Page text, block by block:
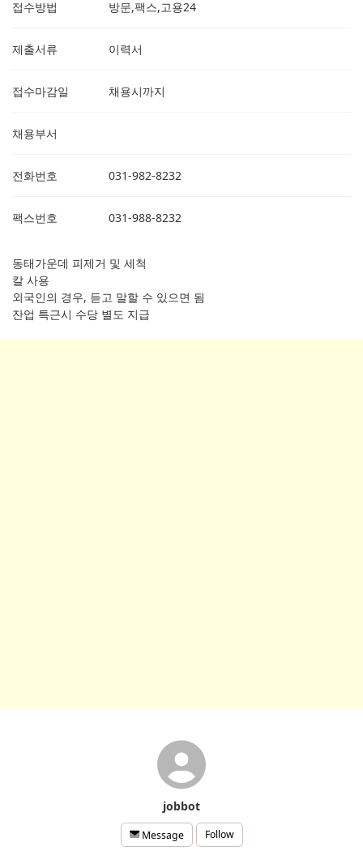
접수방법 방문,팩스,고용24
제출서류 이력서
접수마감일 채용시까지
채용부서
전화번호 031-982-8232
팩스번호 031-988-8232
동태가운데 피제거 및 세척
칼 사용
외국인의 경우, 듣고 말할 수 있으면 됨
잔업 특근시 수당 별도 지급
jobbot
Message Follow